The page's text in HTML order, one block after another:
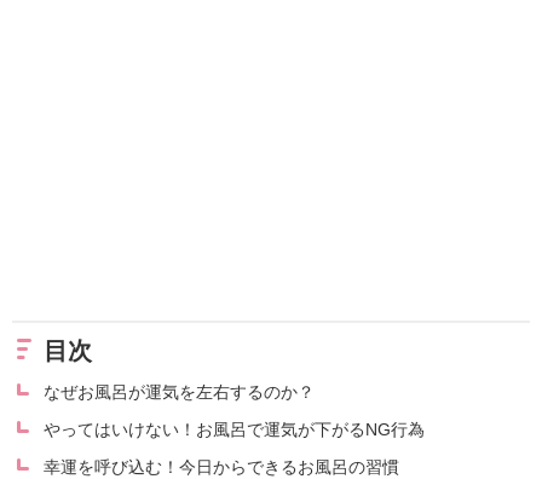
目次
なぜお風呂が運気を左右するのか？
やってはいけない！お風呂で運気が下がるNG行為
幸運を呼び込む！今日からできるお風呂の習慣